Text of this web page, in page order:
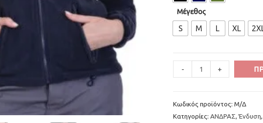
Mέγεθος
S M L XL
Quantity
-
fleece-
ποσότητα
Quantity
+
Κωδικός προϊόντος: Μ/Δ
Κατηγορίες: ΑΝΔΡΑΣ,Ένδυση